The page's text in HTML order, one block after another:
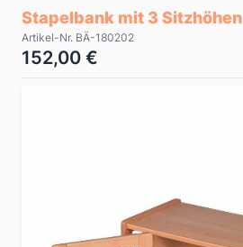
Stapelbank mit 3 Sitzhöhen
Artikel-Nr. BÄ-180202
152,00 €